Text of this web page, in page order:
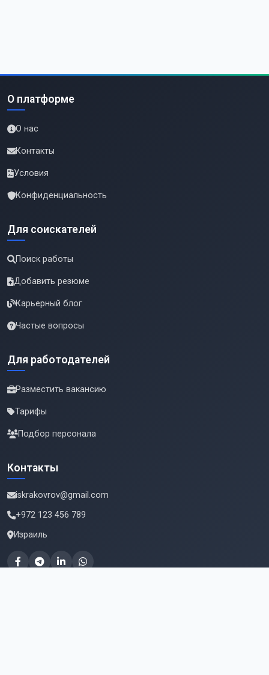
О платформе
О нас
Контакты
Условия
Конфиденциальность
Для соискателей
Поиск работы
Добавить резюме
Карьерный блог
Частые вопросы
Для работодателей
Разместить вакансию
Тарифы
Подбор персонала
Контакты
iskrakovrov@gmail.com
+972 123 456 789
Израиль